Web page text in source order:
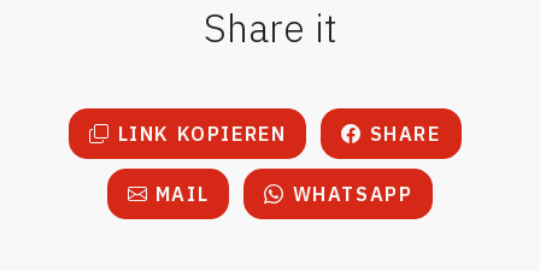
Share it
LINK KOPIEREN SHARE
MAIL WHATSAPP